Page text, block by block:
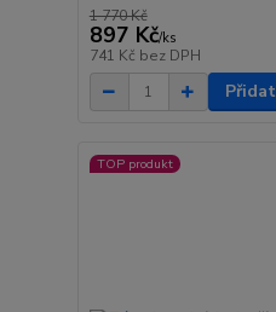
1 770 Kč
897 Kč/ks
741 Kč bez DPH
TOP produkt